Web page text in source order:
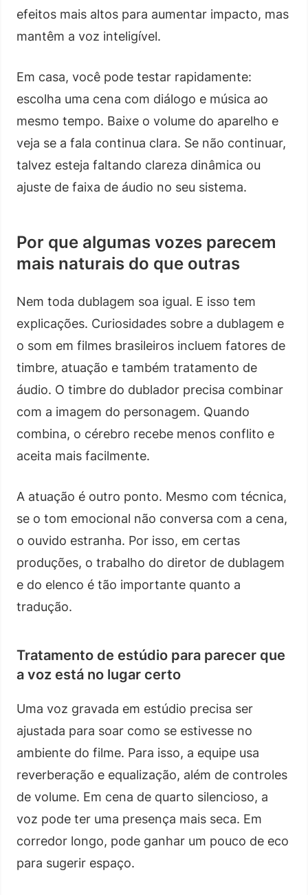
efeitos mais altos para aumentar impacto, mas
mantêm a voz inteligível.
Em casa, você pode testar rapidamente:
escolha uma cena com diálogo e música ao
mesmo tempo. Baixe o volume do aparelho e
veja se a fala continua clara. Se não continuar,
talvez esteja faltando clareza dinâmica ou
ajuste de faixa de áudio no seu sistema.
Por que algumas vozes parecem
mais naturais do que outras
Nem toda dublagem soa igual. E isso tem
explicações. Curiosidades sobre a dublagem e
o som em filmes brasileiros incluem fatores de
timbre, atuação e também tratamento de
áudio. O timbre do dublador precisa combinar
com a imagem do personagem. Quando
combina, o cérebro recebe menos conflito e
aceita mais facilmente.
A atuação é outro ponto. Mesmo com técnica,
se o tom emocional não conversa com a cena,
o ouvido estranha. Por isso, em certas
produções, o trabalho do diretor de dublagem
e do elenco é tão importante quanto a
tradução.
Tratamento de estúdio para parecer que
a voz está no lugar certo
Uma voz gravada em estúdio precisa ser
ajustada para soar como se estivesse no
ambiente do filme. Para isso, a equipe usa
reverberação e equalização, além de controles
de volume. Em cena de quarto silencioso, a
voz pode ter uma presença mais seca. Em
corredor longo, pode ganhar um pouco de eco
para sugerir espaço.